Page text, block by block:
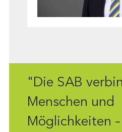
"Die SAB
Menschen und
Möglichkeiten